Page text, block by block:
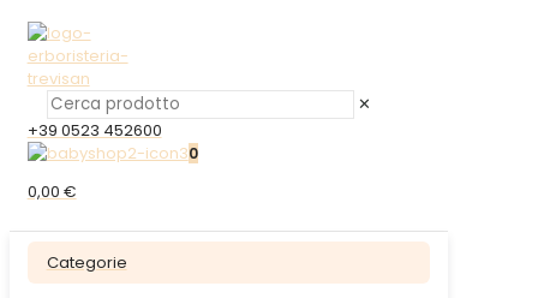
✕
+39 0523 452600
0
0,00 €
Categorie